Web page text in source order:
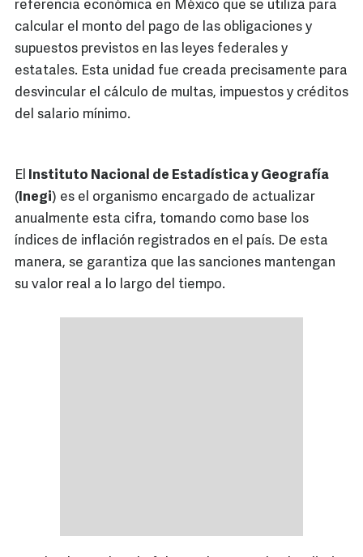
referencia económica en México que se utiliza para
calcular el monto del pago de las obligaciones y
supuestos previstos en las leyes federales y
estatales. Esta unidad fue creada precisamente para
desvincular el cálculo de multas, impuestos y créditos
del salario mínimo.
El Instituto Nacional de Estadística y Geografía
(Inegi) es el organismo encargado de actualizar
anualmente esta cifra, tomando como base los
índices de inflación registrados en el país. De esta
manera, se garantiza que las sanciones mantengan
su valor real a lo largo del tiempo.